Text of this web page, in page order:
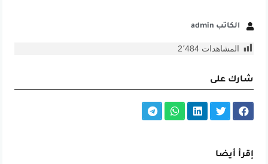
الكاتب admin
المشاهدات 2٬484
شارك على
إقرأ أيضا